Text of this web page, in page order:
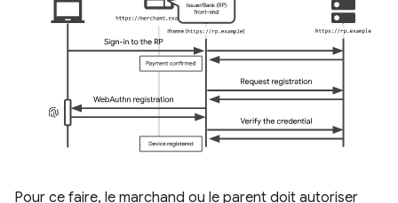
Pour ce faire, le marchand ou le parent doit autoriser